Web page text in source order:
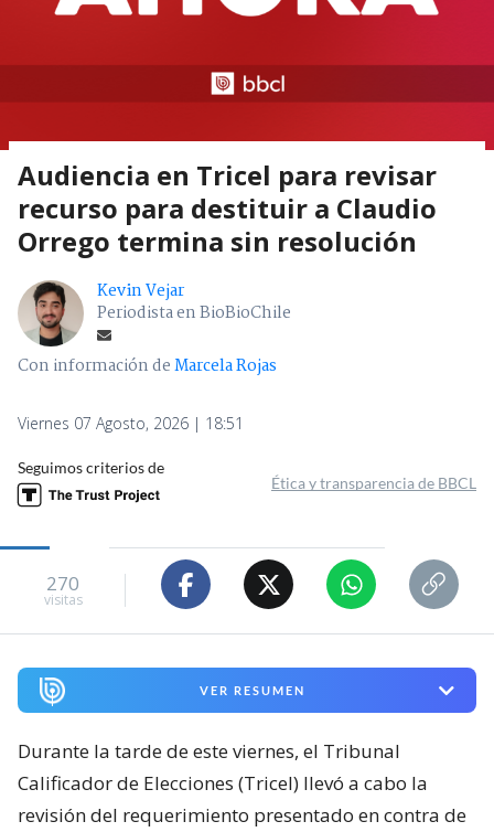
Audiencia en Tricel para revisar
recurso para destituir a Claudio
Orrego termina sin resolución
Kevin Vejar
Periodista en BioBioChile
Con información deMarcela Rojas
Viernes 07 Agosto, 2026 | 18:51
Seguimos criterios de
Ética y transparencia de BBCL
270
visitas
VER RESUMEN
Durante la tarde de este viernes, el Tribunal
Calificador de Elecciones (Tricel) llevó a cabo la
revisión del requerimiento presentado en contra de